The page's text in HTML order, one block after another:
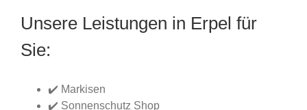
Unsere Leistungen in Erpel für
Sie:
✔️ Markisen
✔️ Sonnenschutz Shop